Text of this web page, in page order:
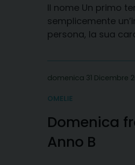
Il nome Un primo
semplicemente
persona, la sua
domenica 31 Dicembre
OMELIE
Domenica
Anno B